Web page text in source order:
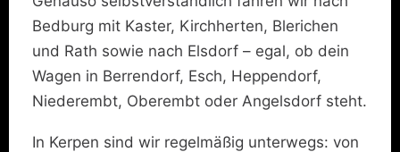
Bedburg mit Kaster, Kirchherten, Blerichen
und Rath sowie nach Elsdorf – egal, ob dein
Wagen in Berrendorf, Esch, Heppendorf,
Niederembt, Oberembt oder Angelsdorf steht.
In Kerpen sind wir regelmäßig unterwegs: von